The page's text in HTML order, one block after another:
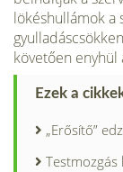
lökéshullámok a
követően enyhül
Ezek a
„Erősítő”
Testmozgás